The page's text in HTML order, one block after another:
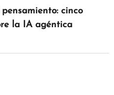
cinco
la IA agéntica